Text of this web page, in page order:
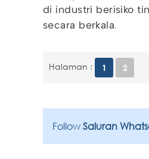
di industri berisiko
secara berkala.
Halaman : 1 2
Follow Saluran